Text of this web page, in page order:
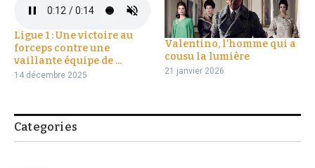
Ligue 1 : Une victoire au
forceps contre une
vaillante équipe de ...
14 décembre 2025
Valentino, l’homme qui a
cousu la lumière
21 janvier 2026
Categories